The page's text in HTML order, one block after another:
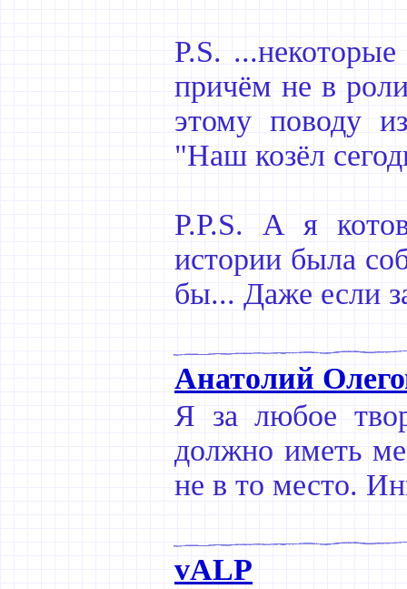
P.S.
причём не в
этому поводу
"Наш козёл
P.P.S. А я
истории была
бы... Даже если
Анатолий
Я за любое
должно иметь
не в то место.
vALP